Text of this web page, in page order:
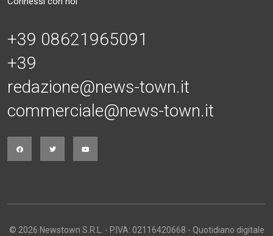
+39 08621965091
+39
redazione@news-town.it
commerciale@news-town.it
© 2026 Newstown S.R.L. - P.IVA: 02116420668 - Quotidiano digitale